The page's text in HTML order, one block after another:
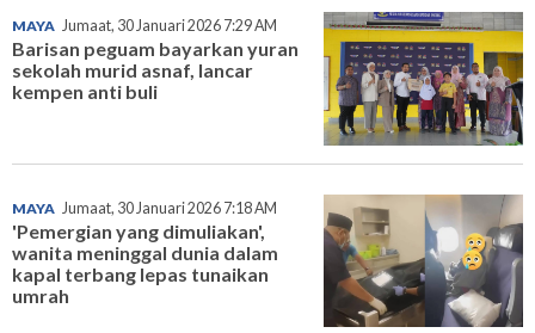
MAYA Jumaat, 30 Januari 2026 7:29 AM
Barisan peguam bayarkan yuran
sekolah murid asnaf, lancar
kempen anti buli
MAYA Jumaat, 30 Januari 2026 7:18 AM
'Pemergian yang dimuliakan',
wanita meninggal dunia dalam
kapal terbang lepas tunaikan
umrah